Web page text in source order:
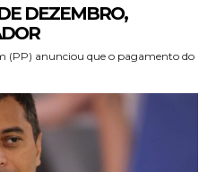
DEZEMBRO,
(PP) anunciou que o pagamento do